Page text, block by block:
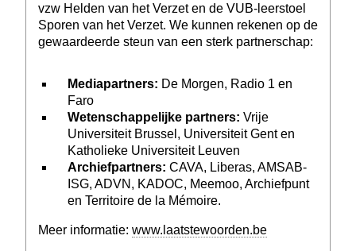
vzw Helden van het Verzet en de VUB-leerstoel
Sporen van het Verzet. We kunnen rekenen op de
gewaardeerde steun van een sterk partnerschap:
Mediapartners: De Morgen, Radio 1 en
Faro
Wetenschappelijke partners: Vrije
Universiteit Brussel, Universiteit Gent en
Katholieke Universiteit Leuven
Archiefpartners: CAVA, Liberas, AMSAB-
ISG, ADVN, KADOC, Meemoo, Archiefpunt
en Territoire de la Mémoire.
Meer informatie: www.laatstewoorden.be